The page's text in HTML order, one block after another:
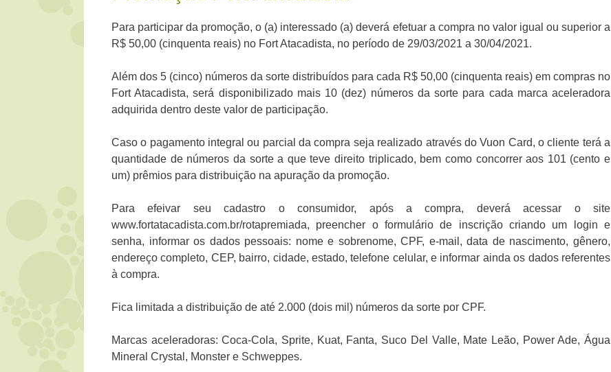
Para participar da promoção, o (a) interessado (a) deverá efetuar a compra no valor igual ou superior a
R$ 50,00 (cinquenta reais) no Fort Atacadista, no período de 29/03/2021 a 30/04/2021.
Além dos 5 (cinco) números da sorte distribuídos para cada R$ 50,00 (cinquenta reais) em compras no
Fort Atacadista, será disponibilizado mais 10 (dez) números da sorte para cada marca aceleradora
adquirida dentro deste valor de participação.
Caso o pagamento integral ou parcial da compra seja realizado através do Vuon Card, o cliente terá a
quantidade de números da sorte a que teve direito triplicado, bem como concorrer aos 101 (cento e
um) prêmios para distribuição na apuração da promoção.
Para efeivar seu cadastro o consumidor, após a compra, deverá acessar o site
www.fortatacadista.com.br/rotapremiada, preencher o formulário de inscrição criando um login e
senha, informar os dados pessoais: nome e sobrenome, CPF, e-mail, data de nascimento, gênero,
endereço completo, CEP, bairro, cidade, estado, telefone celular, e informar ainda os dados referentes
à compra.
Fica limitada a distribuição de até 2.000 (dois mil) números da sorte por CPF.
Marcas aceleradoras: Coca-Cola, Sprite, Kuat, Fanta, Suco Del Valle, Mate Leão, Power Ade, Água
Mineral Crystal, Monster e Schweppes.